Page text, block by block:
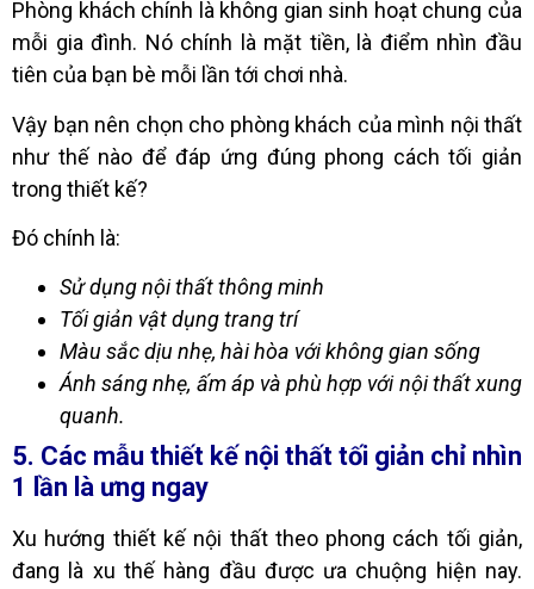
Phòng khách chính là không gian sinh hoạt chung của
mỗi gia đình. Nó chính là mặt tiền, là điểm nhìn đầu
tiên của bạn bè mỗi lần tới chơi nhà.
Vậy bạn nên chọn cho phòng khách của mình nội thất
như thế nào để đáp ứng đúng phong cách tối giản
trong thiết kế?
Đó chính là:
Sử dụng nội thất thông minh
Tối giản vật dụng trang trí
Màu sắc dịu nhẹ, hài hòa với không gian sống
Ánh sáng nhẹ, ấm áp và phù hợp với nội thất xung
quanh.
5. Các mẫu thiết kế nội thất tối giản chỉ nhìn
1 lần là ưng ngay
Xu hướng thiết kế nội thất theo phong cách tối giản,
đang là xu thế hàng đầu được ưa chuộng hiện nay.